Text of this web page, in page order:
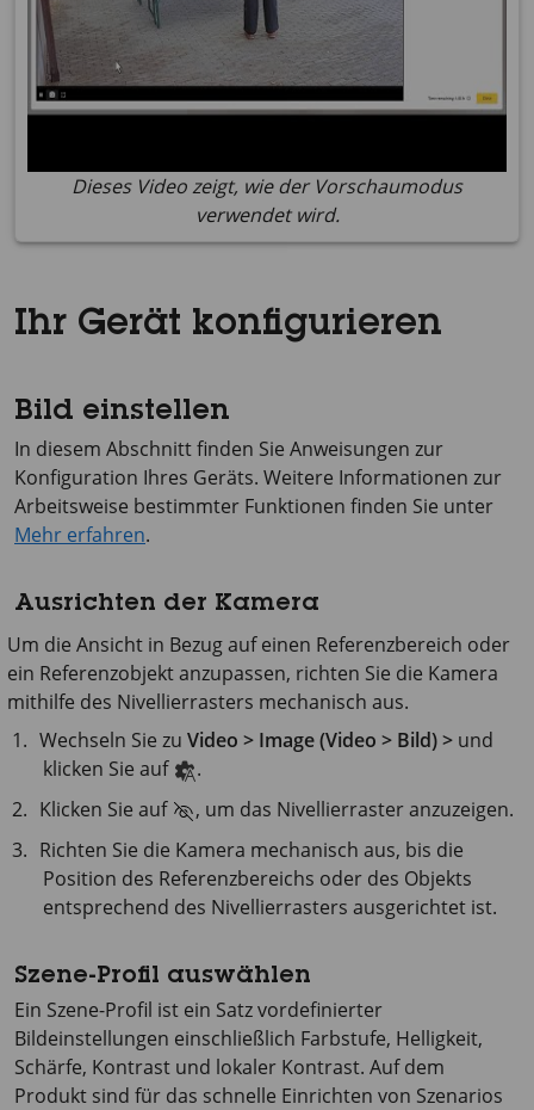
Dieses Video zeigt, wie der Vorschaumodus
verwendet wird.
Ihr Gerät konfigurieren
Bild einstellen
In diesem Abschnitt finden Sie Anweisungen zur
Konfiguration Ihres Geräts. Weitere Informationen zur
Arbeitsweise bestimmter Funktionen finden Sie unter
Mehr erfahren.
Ausrichten der Kamera
Um die Ansicht in Bezug auf einen Referenzbereich oder
ein Referenzobjekt anzupassen, richten Sie die Kamera
mithilfe des Nivellierrasters mechanisch aus.
Wechseln Sie zuVideo > Image (Video > Bild) > und
klicken Sie auf
.
Klicken Sie auf
, um das Nivellierraster anzuzeigen.
Richten Sie die Kamera mechanisch aus, bis die
Position des Referenzbereichs oder des Objekts
entsprechend des Nivellierrasters ausgerichtet ist.
Szene-Profil auswählen
Ein Szene-Profil ist ein Satz vordefinierter
Bildeinstellungen einschließlich Farbstufe, Helligkeit,
Schärfe, Kontrast und lokaler Kontrast. Auf dem
Produkt sind für das schnelle Einrichten von Szenarios